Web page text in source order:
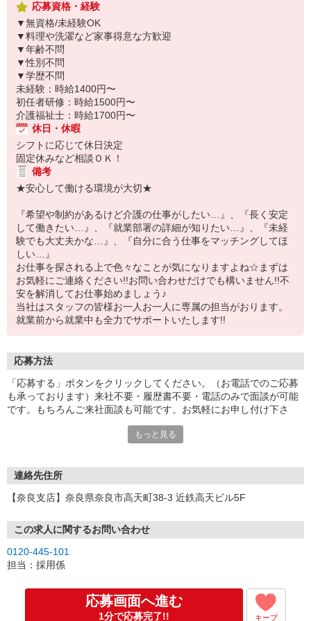
応募資格・経験
▼無資格/未経験OK
▼料理や洗濯など家事得意な方歓迎
▼年齢不問
▼性別不問
▼学歴不問
未経験：時給1400円〜
初任者研修：時給1500円〜
介護福祉士：時給1700円〜
休日・休暇
シフトに応じて休日決定
固定休みなど相談ＯＫ！
備考
★安心して働ける環境が大切★
『希望や制約があるけど介護の仕事がしたい…』、『長く安定
して働きたい…』、『就業部署の詳細が知りたい…』、『未経
験でも大丈夫かな…』、『自分に合う仕事をマッチングしてほ
しい…』
お仕事を探される上で色々なことが気になりますよね☆まずは
お気軽にご連絡ください!!お問い合わせだけでも構いません!!不
安を解消してお仕事始めましょう♪
当社はスタッフの皆様お一人お一人に専属の担当がおります。
就業前から就業中も全力でサポートいたします!!
応募方法
「応募する」ボタンをクリックしてください。（お電話でのご応募
も承っております）来社不要・履歴書不要・電話のみで面談が可能
です。もちろんご来社面談も可能です。お気軽にお申し付け下さ
もっと見る
連絡先住所
【奈良支店】奈良県奈良市高天町38-3 近鉄高天ビル5F
この求人に関するお問い合わせ
0120-445-101
担当：採用係
応募画面へ進む
1分で応募完了!! キープ